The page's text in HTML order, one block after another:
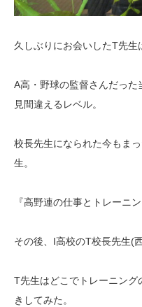
久しぶりにお会いしたT先生
A高・野球の監督さんだっ
見間違えるレベル。
校長先生になられた今もま
生。
『高野連の仕事とトレーニ
その後、I高校のT校長先生(
T先生はどこでトレーニング
きしてみた。